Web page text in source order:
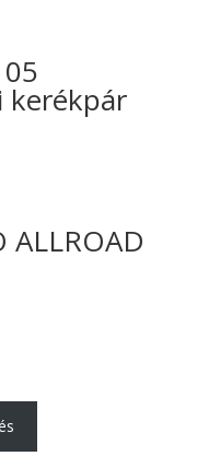
kerékpár
ALLROAD